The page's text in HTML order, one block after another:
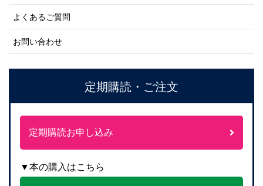
よくあるご質問
お問い合わせ
定期購読・ご注文
定期購読お申し込み
▼本の購入はこちら